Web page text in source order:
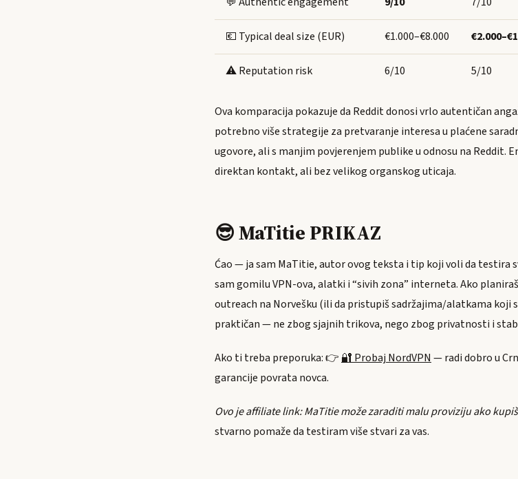
💶 Typical deal size (EUR) €1.000–€8.000
⚠️ Reputation risk 6/10 5/10
Ova komparacija pokazuje da Reddit donosi vrlo autentičan
potrebno više strategije za pretvaranje interesa u plaćene
ugovore, ali s manjim povjerenjem publike u odnosu na Reddit.
direktan kontakt, ali bez velikog organskog uticaja.
😎 MaTitie PRIKAZ
Ćao — ja sam MaTitie, autor ovog teksta i tip koji voli da testira
sam gomilu VPN-ova, alatki i “sivih zona” interneta. Ako
outreach na Norvešku (ili da pristupiš sadržajima/alatkama koji
praktičan — ne zbog sjajnih trikova, nego zbog privatnosti i
Ako ti treba preporuka: 👉 🔐 Probaj NordVPN — radi dobro u
garancije povrata novca.
Ovo je affiliate link: MaTitie može zaraditi malu proviziju ako
stvarno pomaže da testiram više stvari za vas.